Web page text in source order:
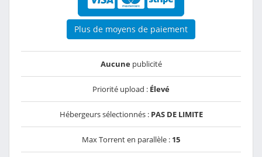
Plus de moyens de paiement
Aucunepublicité
Priorité upload : Élevé
Hébergeurs sélectionnés : PAS DE LIMITE
Max Torrent en parallèle : 15